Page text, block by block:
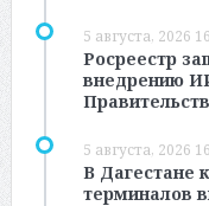
5 августа, 2026
Росреестр
внедрению
5 августа, 2026
В Дагестане
терминалов